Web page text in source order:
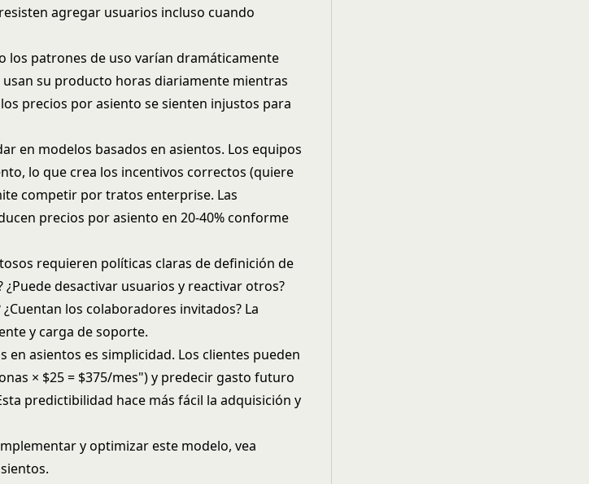
agregar usuarios incluso cuando
los patrones de uso varían dramáticamente
su producto horas diariamente mientras
precios por asiento se sienten injustos para
en modelos basados en asientos. Los equipos
lo que crea los incentivos correctos (quiere
competir por tratos enterprise. Las
precios por asiento en 20-40% conforme
requieren políticas claras de definición de
desactivar usuarios y reactivar otros?
los colaboradores invitados? La
y carga de soporte.
en asientos es simplicidad. Los clientes pueden
× $25 = $375/mes") y predecir gasto futuro
predictibilidad hace más fácil la adquisición y
y optimizar este modelo, vea
.